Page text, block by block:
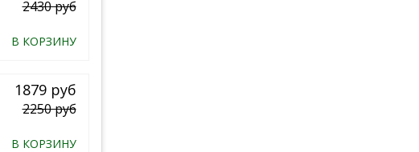
2430 руб
В КОРЗИНУ
1879 руб
2250 руб
В КОРЗИНУ